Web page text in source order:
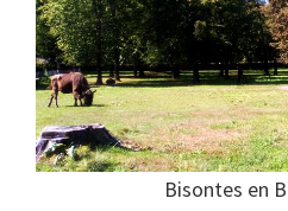
Bisontes en